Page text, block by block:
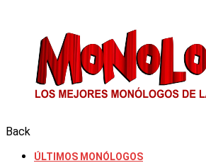
Back
ÚLTIMOS MONÓLOGOS